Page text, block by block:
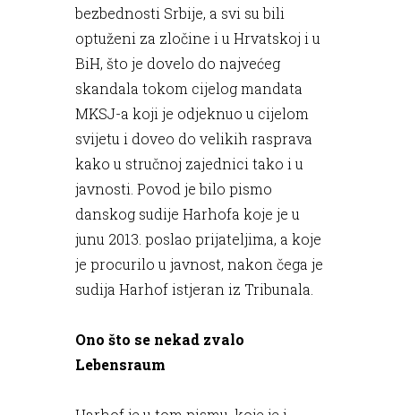
bezbednosti Srbije, a svi su bili
optuženi za zločine i u Hrvatskoj i u
BiH, što je dovelo do najvećeg
skandala tokom cijelog mandata
MKSJ-a koji je odjeknuo u cijelom
svijetu i doveo do velikih rasprava
kako u stručnoj zajednici tako i u
javnosti. Povod je bilo pismo
danskog sudije Harhofa koje je u
junu 2013. poslao prijateljima, a koje
je procurilo u javnost, nakon čega je
sudija Harhof istjeran iz Tribunala.
Ono što se nekad zvalo
Lebensraum